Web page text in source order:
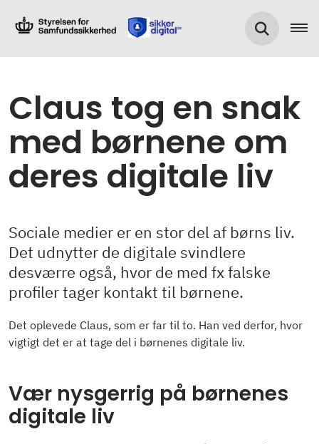
Claus tog en snak
med børnene om
deres digitale liv
Sociale medier er en stor del af børns liv.
Det udnytter de digitale svindlere
desværre også, hvor de med fx falske
profiler tager kontakt til børnene.
Det oplevede Claus, som er far til to. Han ved derfor, hvor
vigtigt det er at tage del i børnenes digitale liv.
Vær nysgerrig på børnenes
digitale liv